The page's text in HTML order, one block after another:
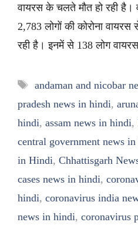
वायरस के चलते मौत हो रही है।
2,783 लोगों की कोरोना
रही है। इनमें से 138 लोग
Tags
andaman and nicobar
pradesh news in hindi,
hindi, assam news in hindi,
central government news
in Hindi, Chhattisgarh
cases news in hindi,
hindi, coronavirus india
news in hindi, coronavirus